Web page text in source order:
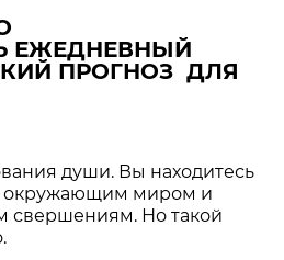
ЕЖЕДНЕВНЫЙ
ПРОГНОЗ ДЛЯ
души. Вы находитесь
окружающим миром и
свершениям. Но такой